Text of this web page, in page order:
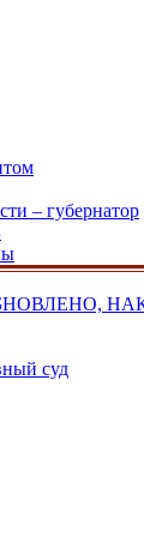
– губернатор
(ОБНОВЛЕНО,
суд